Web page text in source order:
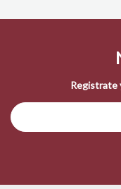
Registrate